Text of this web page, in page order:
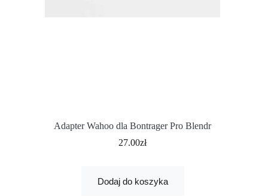
Adapter Wahoo dla Bontrager Pro Blendr
27.00zł
Dodaj do koszyka